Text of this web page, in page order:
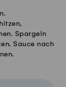
Spargeln
Sauce nach